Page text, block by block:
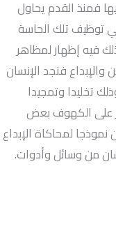
فمنذ القدم يحاول
توظيف تلك الحاسة
فيه إظهار لمظاهر
فنجد الإنسان
تخليدا وتمجيدا
على الكهوف بعض
لمحاكاة الإبداع
من وسائل وأدوات.